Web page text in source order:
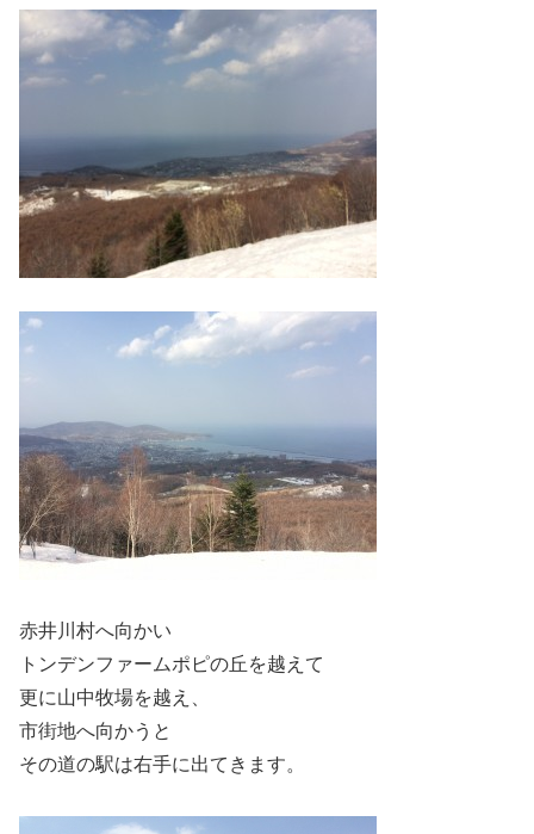
赤井川村へ向かい
トンデンファームポピの丘を越えて
更に山中牧場を越え、
市街地へ向かうと
その道の駅は右手に出てきます。